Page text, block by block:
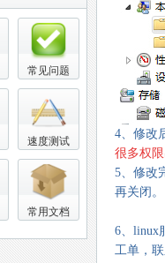
常见问题
速度测试
常用文档
4、修改
很多权
5、修改
再关闭。
6、linux
工单，